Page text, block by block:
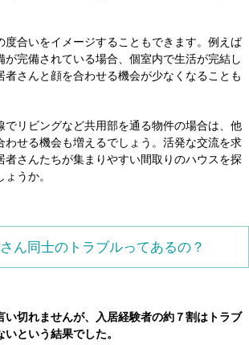
度合いをイメージすることもできます。例えば
が完備されている場合、個室内で生活が完結し
者さんと顔を合わせる機会が少なくなることも
でリビングなど共用部を通る物件の場合は、他
わせる機会も増えるでしょう。活発な交流を求
者さんたちが集まりやすい間取りのハウスを探
うか。
ん同士のトラブルってあるの？
切れませんが、入居経験者の約７割はトラブ
という結果でした。